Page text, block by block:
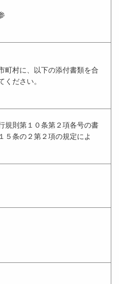
町村に、以下の添付書類を合
ください。
規則第１０条第２項各号の書
５条の２第２項の規定によ